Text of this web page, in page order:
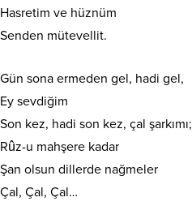
Hasretim ve hüznüm
Senden mütevellit.
Gün sona ermeden gel, hadi gel,
Ey sevdiğim
Son kez, hadi son kez, çal şarkımı;
Rûz-u mahşere kadar
Şan olsun dillerde nağmeler
Çal, Çal, Çal…